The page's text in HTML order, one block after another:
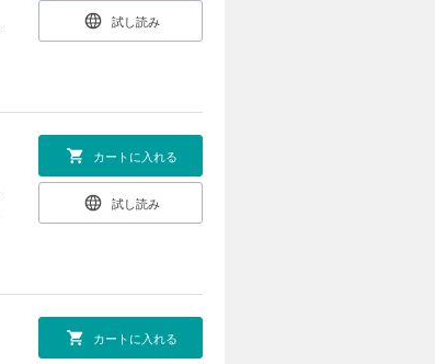
試し読み
カートに入れる
試し読み
カートに入れる